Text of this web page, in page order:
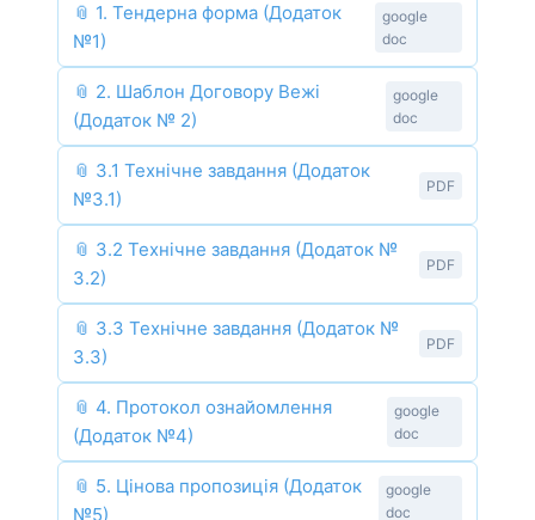
📎 1. Тендерна форма (Додаток
№1)
google
doc
📎 2. Шаблон Договору Вежі
(Додаток № 2)
google
doc
📎 3.1 Технічне завдання (Додаток
№3.1)
PDF
📎 3.2 Технічне завдання (Додаток №
3.2)
PDF
📎 3.3 Технічне завдання (Додаток №
3.3)
PDF
📎 4. Протокол ознайомлення
(Додаток №4)
google
doc
📎 5. Цінова пропозиція (Додаток
№5)
google
doc